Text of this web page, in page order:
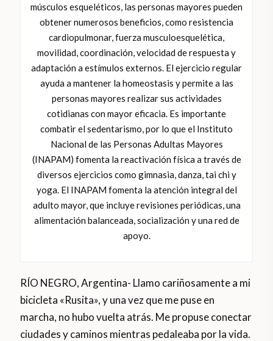
músculos esqueléticos, las personas mayores pueden
obtener numerosos beneficios, como resistencia
cardiopulmonar, fuerza musculoesquelética,
movilidad, coordinación, velocidad de respuesta y
adaptación a estímulos externos. El ejercicio regular
ayuda a mantener la homeostasis y permite a las
personas mayores realizar sus actividades
cotidianas con mayor eficacia. Es importante
combatir el sedentarismo, por lo que el Instituto
Nacional de las Personas Adultas Mayores
(INAPAM) fomenta la reactivación física a través de
diversos ejercicios como gimnasia, danza, tai chi y
yoga. El INAPAM fomenta la atención integral del
adulto mayor, que incluye revisiones periódicas, una
alimentación balanceada, socialización y una red de
apoyo.
RÍO NEGRO, Argentina- Llamo cariñosamente a mi
bicicleta «Rusita», y una vez que me puse en
marcha, no hubo vuelta atrás. Me propuse conectar
ciudades y caminos mientras pedaleaba por la vida.